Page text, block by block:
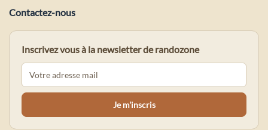
Contactez-nous
Inscrivez vous à la newsletter de randozone